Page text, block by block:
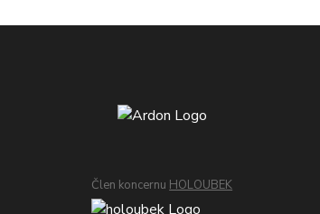
Člen koncernu HOLOUBEK